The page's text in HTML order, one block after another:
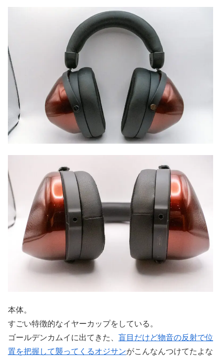
本体。
すごい特徴的なイヤーカップをしている。
ゴールデンカムイに出てきた、 盲目だけど物音の反射で位
置を把握して襲ってくるオジサンがこんなんつけてたよな